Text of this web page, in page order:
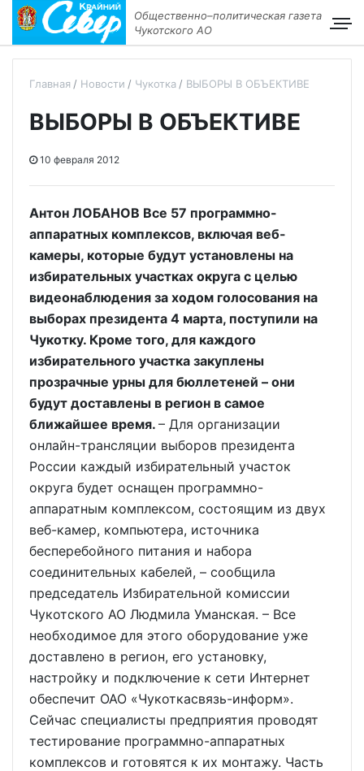
Общественно–политическая газета
Чукотского АО
Главная Новости Чукотка ВЫБОРЫ В ОБЪЕКТИВЕ
ВЫБОРЫ В ОБЪЕКТИВЕ
10 февраля 2012
Антон ЛОБАНОВ Все 57 программно-
аппаратных комплексов, включая веб-
камеры, которые будут установлены на
избирательных участках округа с целью
видеонаблюдения за ходом голосования на
выборах президента 4 марта, поступили на
Чукотку. Кроме того, для каждого
избирательного участка закуплены
прозрачные урны для бюллетеней – они
будут доставлены в регион в самое
ближайшее время. – Для организации
онлайн-трансляции выборов президента
России каждый избирательный участок
округа будет оснащен программно-
аппаратным комплексом, состоящим из двух
веб-камер, компьютера, источника
бесперебойного питания и набора
соединительных кабелей, – сообщила
председатель Избирательной комиссии
Чукотского АО Людмила Уманская. – Все
необходимое для этого оборудование уже
доставлено в регион, его установку,
настройку и подключение к сети Интернет
обеспечит ОАО «Чукоткасвязь-информ».
Сейчас специалисты предприятия проводят
тестирование программно-аппаратных
комплексов и готовятся к их монтажу. Часть